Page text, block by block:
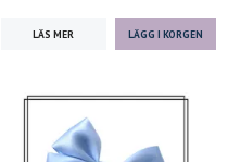
LÄS MER